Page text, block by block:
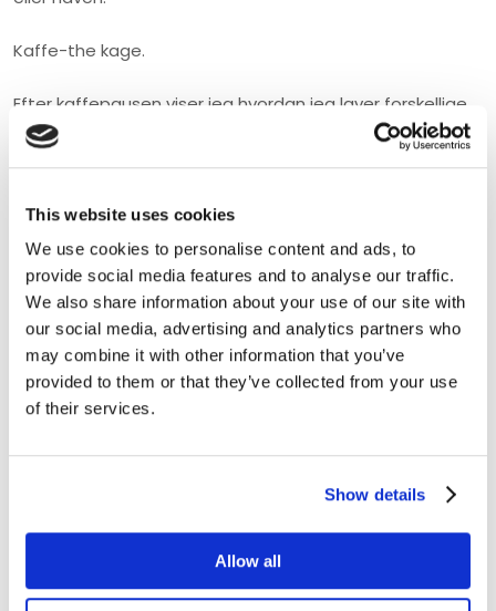
This website uses cookies
We use cookies to personalise content and ads, to
provide social media features and to analyse our traffic.
We also share information about your use of our site with
our social media, advertising and analytics partners who
may combine it with other information that you’ve
provided to them or that they’ve collected from your use
of their services.
Show details
Allow all
Kaffe-the kage.
Efter kaffepausen viser jeg hvordan jeg laver forskellige
dekorationer til julehaven, samt kalender og
adventsdekoration.
Pris for aftenen 200 kr pr person, Tilmelding på
​Først til mølle, da der er begrænset antal pladser.
Tilmelding er bindende.
Fru Pedersens have, Skalstrupvej 36, 7570 Vemb.